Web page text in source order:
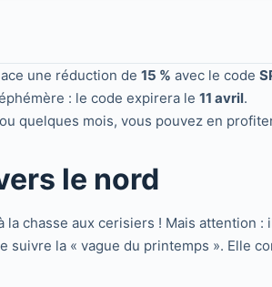
une réduction de 15 % avec le code
: le code expirera le 11 avril.
quelques mois, vous pouvez en
le nord
chasse aux cerisiers ! Mais attention
la « vague du printemps ». Elle